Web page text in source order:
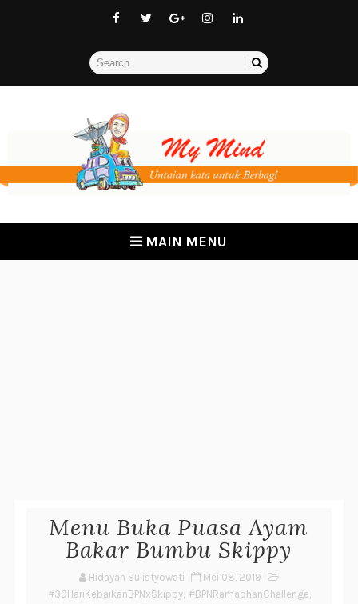
MAIN MENU
Menu Buka Puasa Ayam
Bakar Bumbu Skippy
Hidayah Sulistyowati
Mei 08, 2019
#30HariKebaikanBPNxSkippy, #BPNRamadhanChallenge,